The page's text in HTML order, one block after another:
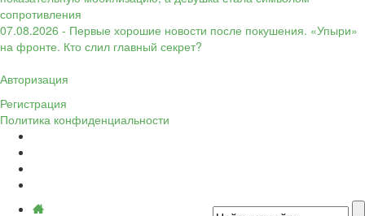
сопротивления
07.08.2026 - Первые хорошие новости после покушения. «Упыри»
на фронте. Кто слил главный секрет?
Авторизация
Регистрация
Политика конфиденциальности